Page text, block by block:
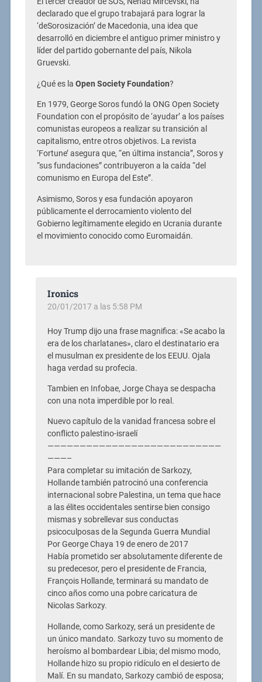
declarado que el grupo trabajará para lograr la
‘deSorosización’ de Macedonia, una idea que
desarrolló en diciembre el antiguo primer ministro y
líder del partido gobernante del país, Nikola
Gruevski.
¿Qué es la Open Society Foundation?
En 1979, George Soros fundó la ONG Open Society
Foundation con el propósito de ‘ayudar’ a los países
comunistas europeos a realizar su transición al
capitalismo, entre otros objetivos. La revista
‘Fortune’ asegura que, “en última instancia”, Soros y
“sus fundaciones” contribuyeron a la caída “del
comunismo en Europa del Este”.
Asimismo, Soros y esa fundación apoyaron
públicamente el derrocamiento violento del
Gobierno legítimamente elegido en Ucrania durante
el movimiento conocido como Euromaidán.
Ironics
20/01/2017 a las 5:58 PM
Hoy Trump dijo una frase magnifica: «Se acabo la
era de los charlatanes», claro el destinatario era
el musulman ex presidente de los EEUU. Ojala
haga verdad su profecia.
Tambien en Infobae, Jorge Chaya se despacha
con una nota imperdible por lo real.
Nuevo capítulo de la vanidad francesa sobre el
conflicto palestino-israelí
———————————————————————————
———–
Para completar su imitación de Sarkozy,
Hollande también patrocinó una conferencia
internacional sobre Palestina, un tema que hace
a las élites occidentales sentirse bien consigo
mismas y sobrellevar sus conductas
psicoculposas de la Segunda Guerra Mundial
Por George Chaya 19 de enero de 2017
Había prometido ser absolutamente diferente de
su predecesor, pero el presidente de Francia,
François Hollande, terminará su mandato de
cinco años como una pobre caricatura de
Nicolas Sarkozy.
Hollande, como Sarkozy, será un presidente de
un único mandato. Sarkozy tuvo su momento de
heroísmo al bombardear Libia; del mismo modo,
Hollande hizo su propio ridículo en el desierto de
Malí. En su mandato, Sarkozy cambió de esposa;